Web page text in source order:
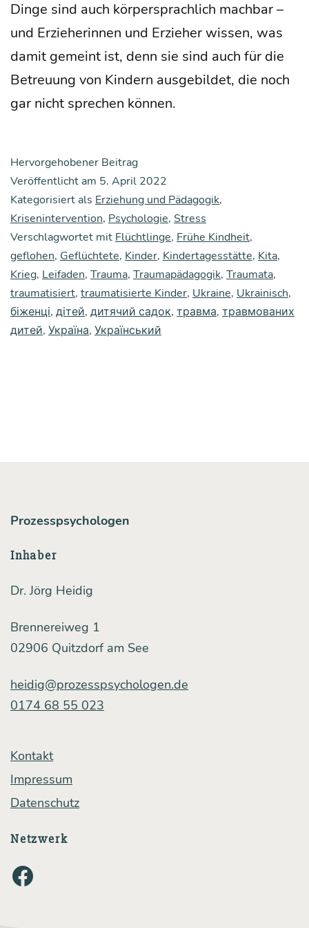
Din­ge sind auch kör­per­sprach­lich mach­bar –
und Erzie­he­rin­nen und Erzie­her wis­sen, was
damit gemeint ist, denn sie sind auch für die
Betreu­ung von Kin­dern aus­ge­bil­det, die noch
gar nicht spre­chen können.
Hervorgehobener Beitrag
Veröffentlicht am 5. April 2022
Kategorisiert als Erziehung und Pädagogik,
Krisenintervention, Psychologie, Stress
Verschlagwortet mit Flüchtlinge, Frühe Kindheit,
geflohen, Geflüchtete, Kinder, Kindertagesstätte, Kita,
Krieg, Leifaden, Trauma, Traumapädagogik, Traumata,
traumatisiert, traumatisierte Kinder, Ukraine, Ukrainisch,
біженці, дітей, дитячий садок, травма, травмованих
дитей, Україна, Український
Prozesspsychologen
Inhaber
Dr. Jörg Heidig
Brennereiweg 1
02906 Quitzdorf am See
heidig@prozesspsychologen.de
0174 68 55 023
Kontakt
Impressum
Datenschutz
Netzwerk
Facebook